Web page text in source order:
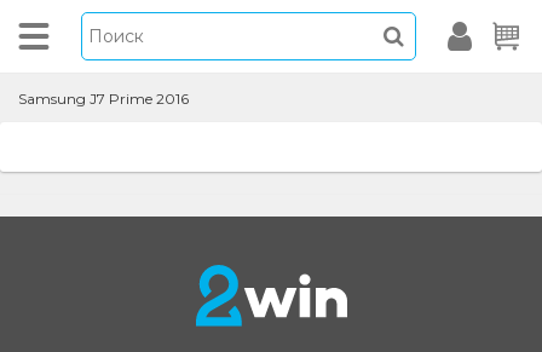
Samsung J7 Prime 2016